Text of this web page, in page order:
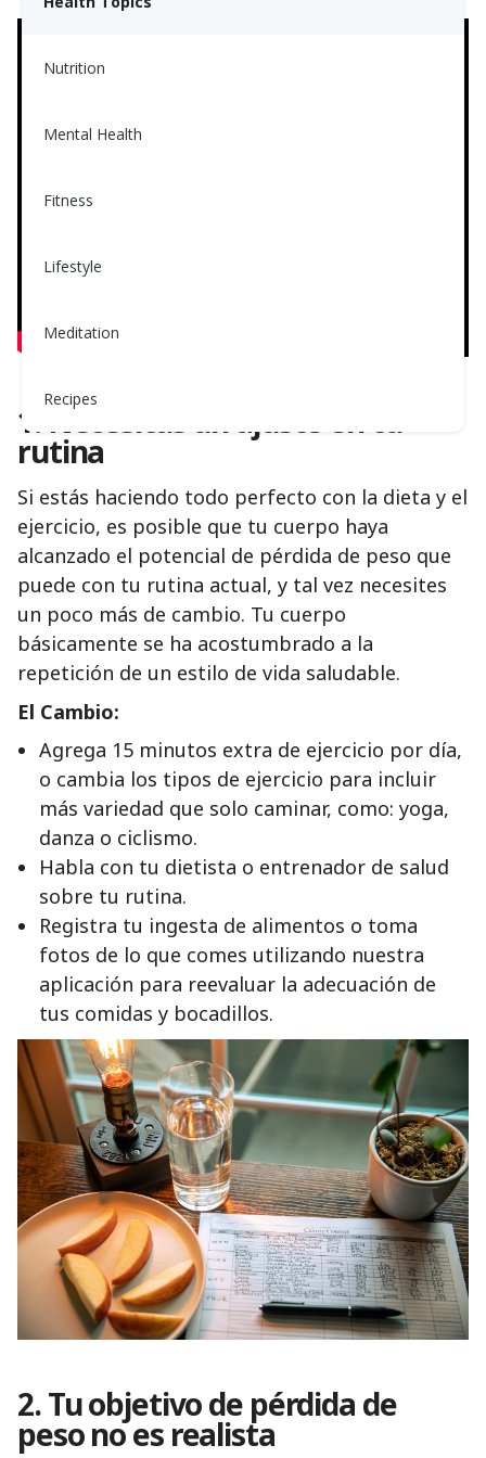
Nutrition
Mental Health
Fitness
Lifestyle
Meditation
Recipes
1. Necesitas un ajuste en tu
rutina
Si estás haciendo todo perfecto con la dieta y el
ejercicio, es posible que tu cuerpo haya
alcanzado el potencial de pérdida de peso que
puede con tu rutina actual, y tal vez necesites
un poco más de cambio. Tu cuerpo
básicamente se ha acostumbrado a la
repetición de un estilo de vida saludable.
El Cambio:
Agrega 15 minutos extra de ejercicio por día,
o cambia los tipos de ejercicio para incluir
más variedad que solo caminar, como: yoga,
danza o ciclismo.
Habla con tu dietista o entrenador de salud
sobre tu rutina.
Registra tu ingesta de alimentos o toma
fotos de lo que comes utilizando nuestra
aplicación para reevaluar la adecuación de
tus comidas y bocadillos.
2. Tu objetivo de pérdida de
peso no es realista